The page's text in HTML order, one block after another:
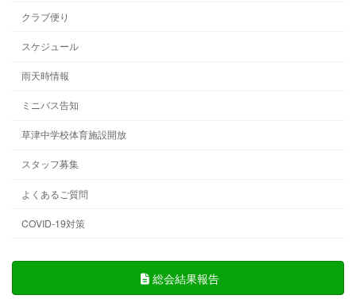
クラブ便り
スケジュール
雨天時情報
ミニバス告知
草津中学校体育施設開放
スタッフ募集
よくあるご質問
COVID-19対策
総会結果報告